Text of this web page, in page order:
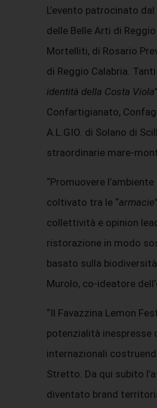
L’evento patrocinato
delle Belle Arti di
Mortelliti, di Rosario
di Reggio Calabria.
identità della Costa Viola
Confartigianato,
A.L.GIO. di Solano di
straordinarie mare-
“Promuovere
coltivato tra le “armacie
collettività e opinion
ristorazione in modo
basato sulla
Murolo, co-ideatore
“Il Favazzina Lemon
potenzialità inespresse
internazionali
Stretto. Da qui subito
diventato brand